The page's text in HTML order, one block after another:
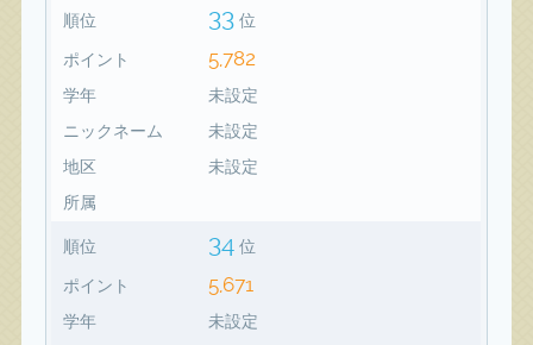
順位 33 位
ポイント 5,782
学年
未設定
ニックネーム
未設定
地区
未設定
所属
順位 34 位
ポイント 5,671
学年
未設定